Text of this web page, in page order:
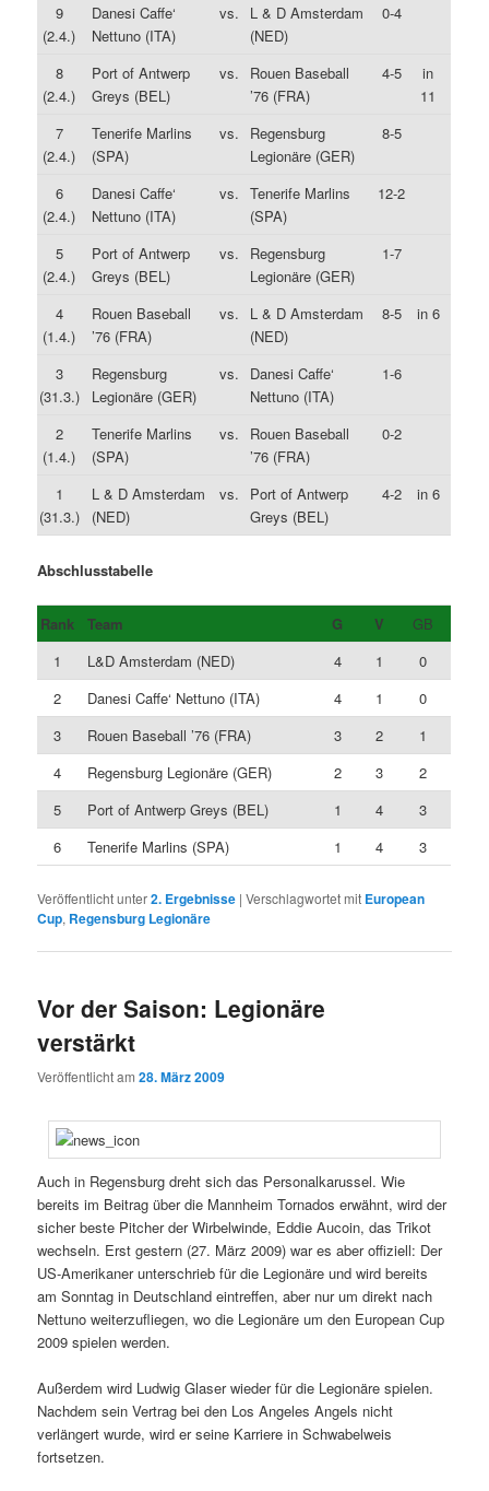
9
(2.4.)
Danesi Caffe‘
Nettuno (ITA)
vs.
L & D Amsterdam
(NED)
0-4
8
(2.4.)
Port of Antwerp
Greys (BEL)
vs.
Rouen Baseball
’76 (FRA)
4-5
in
11
7
(2.4.)
Tenerife Marlins
(SPA)
vs.
Regensburg
Legionäre (GER)
8-5
6
(2.4.)
Danesi Caffe‘
Nettuno (ITA)
vs. Tenerife Marlins
(SPA)
12-2
5
(2.4.)
Port of Antwerp
Greys (BEL)
vs.
Regensburg
Legionäre (GER)
1-7
4
(1.4.)
Rouen Baseball
’76 (FRA)
vs.
L & D Amsterdam
(NED)
8-5 in 6
3
(31.3.)
Regensburg
Legionäre (GER)
vs.
Danesi Caffe‘
Nettuno (ITA)
1-6
2
(1.4.)
Tenerife Marlins
(SPA)
vs.
Rouen Baseball
’76 (FRA)
0-2
1
(31.3.)
L & D Amsterdam
(NED)
vs.
Port of Antwerp
Greys (BEL)
4-2 in 6
Abschlusstabelle
Rank Team G V
GB
1
L&D Amsterdam (NED) 4 1
0
2
Danesi Caffe‘ Nettuno (ITA) 4 1
0
3
Rouen Baseball ’76 (FRA) 3 2
1
4
Regensburg Legionäre (GER) 2 3
2
5
Port of Antwerp Greys (BEL) 1 4
3
6
Tenerife Marlins (SPA) 1 4 3
Veröffentlicht unter2. Ergebnisse |Verschlagwortet mit European
Cup, Regensburg Legionäre
Vor der Saison: Legionäre
verstärkt
Veröffentlicht am28. März 2009
Auch in Regensburg dreht sich das Personalkarussel. Wie
bereits im Beitrag über die Mannheim Tornados erwähnt, wird der
sicher beste Pitcher der Wirbelwinde, Eddie Aucoin, das Trikot
wechseln. Erst gestern (27. März 2009) war es aber offiziell: Der
US-Amerikaner unterschrieb für die Legionäre und wird bereits
am Sonntag in Deutschland eintreffen, aber nur um direkt nach
Nettuno weiterzufliegen, wo die Legionäre um den European Cup
2009 spielen werden.
Außerdem wird Ludwig Glaser wieder für die Legionäre spielen.
Nachdem sein Vertrag bei den Los Angeles Angels nicht
verlängert wurde, wird er seine Karriere in Schwabelweis
fortsetzen.